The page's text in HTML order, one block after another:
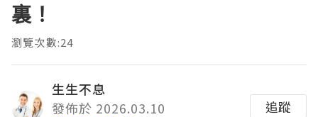
裏！
瀏覽次數:24
生生不息
發佈於 2026.03.10
追蹤